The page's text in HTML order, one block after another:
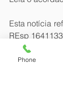
Esta notícia
REsp 1641133
Fonte: STJ
Phone